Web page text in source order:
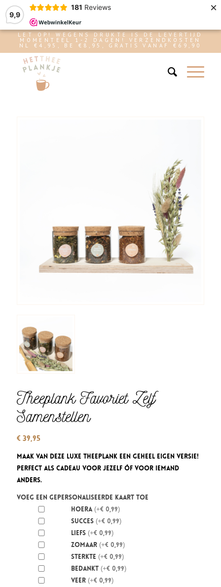
9,9
181 Reviews ×
LET OP! WEGENS DRUKTE IS DE LEVERTIJD
MOMENTEEL 1-2 DAGEN! VERZENDKOSTEN
NL €4,95, BE €8,95, GRATIS VANAF €69,90
Theeplank Favoriet Zelf
Samenstellen
€39,95
Maak van deze luxe theeplank een geheel eigen versie!
Perfect als cadeau voor jezelf óf voor iemand
anders.
Voeg een gepersonaliseerde kaart toe
Hoera (+€ 0,99)
Succes (+€ 0,99)
Liefs (+€ 0,99)
Zomaar (+€ 0,99)
Sterkte (+€ 0,99)
Bedankt (+€ 0,99)
Veer (+€ 0,99)